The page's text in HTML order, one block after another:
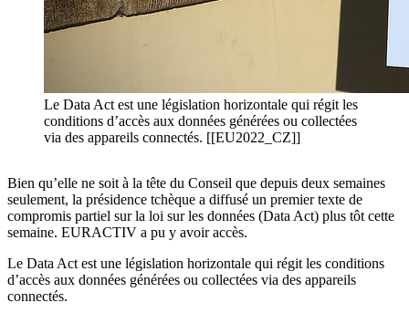
Le Data Act est une législation horizontale qui régit les
conditions d’accès aux données générées ou collectées
via des appareils connectés. [[EU2022_CZ]]
Bien qu’elle ne soit à la tête du Conseil que depuis deux semaines
seulement, la présidence tchèque a diffusé un premier texte de
compromis partiel sur la loi sur les données (Data Act) plus tôt cette
semaine. EURACTIV a pu y avoir accès.
Le Data Act est une législation horizontale qui régit les conditions
d’accès aux données générées ou collectées via des appareils
connectés.